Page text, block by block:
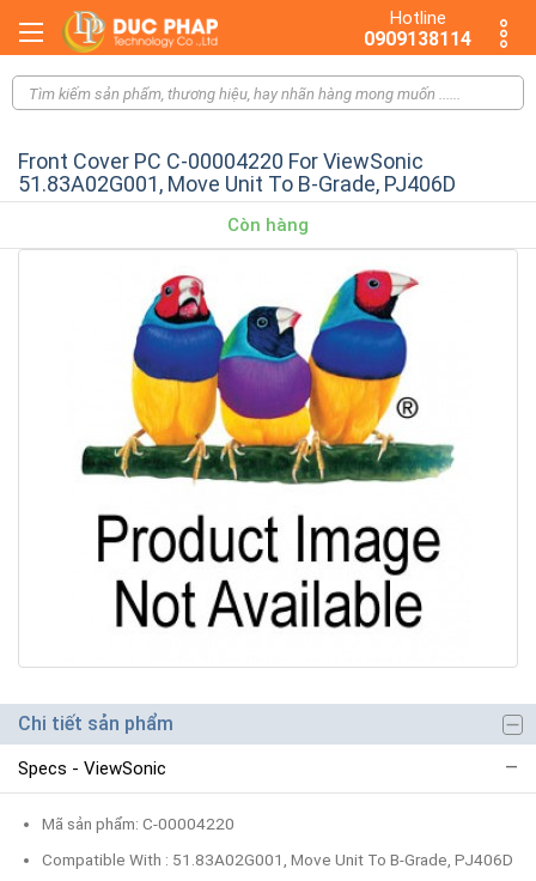
Hotline
0909138114
Front Cover PC C-00004220 For ViewSonic
51.83A02G001, Move Unit To B-Grade, PJ406D
Còn hàng
Chi tiết sản phẩm
Specs - ViewSonic
Mã sản phẩm: C-00004220
Compatible With : 51.83A02G001, Move Unit To B-Grade, PJ406D